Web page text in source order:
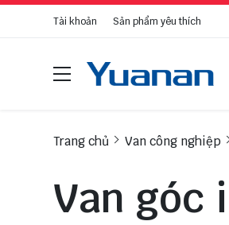
Tài khoản Sản phẩm yêu thích
Trang chủ Van công nghiệp
Van góc